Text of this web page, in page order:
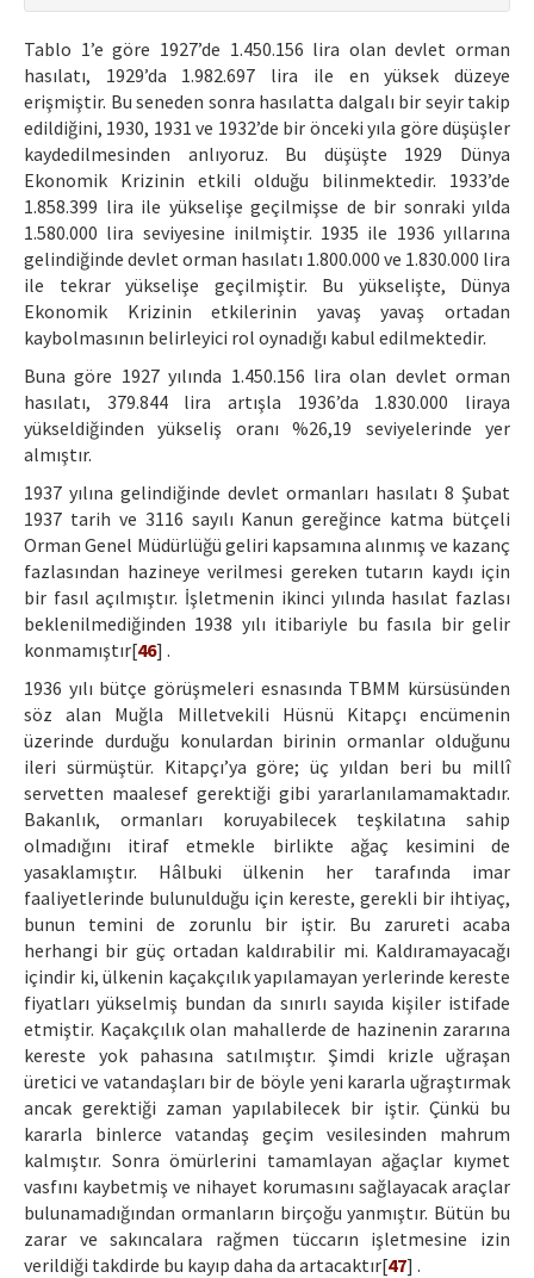
Tablo 1’e göre 1927’de 1.450.156 lira olan devlet orman
hasılatı, 1929’da 1.982.697 lira ile en yüksek düzeye
erişmiştir. Bu seneden sonra hasılatta dalgalı bir seyir takip
edildiğini, 1930, 1931 ve 1932’de bir önceki yıla göre düşüşler
kaydedilmesinden anlıyoruz. Bu düşüşte 1929 Dünya
Ekonomik Krizinin etkili olduğu bilinmektedir. 1933’de
1.858.399 lira ile yükselişe geçilmişse de bir sonraki yılda
1.580.000 lira seviyesine inilmiştir. 1935 ile 1936 yıllarına
gelindiğinde devlet orman hasılatı 1.800.000 ve 1.830.000 lira
ile tekrar yükselişe geçilmiştir. Bu yükselişte, Dünya
Ekonomik Krizinin etkilerinin yavaş yavaş ortadan
kaybolmasının belirleyici rol oynadığı kabul edilmektedir.
Buna göre 1927 yılında 1.450.156 lira olan devlet orman
hasılatı, 379.844 lira artışla 1936’da 1.830.000 liraya
yükseldiğinden yükseliş oranı %26,19 seviyelerinde yer
almıştır.
1937 yılına gelindiğinde devlet ormanları hasılatı 8 Şubat
1937 tarih ve 3116 sayılı Kanun gereğince katma bütçeli
Orman Genel Müdürlüğü geliri kapsamına alınmış ve kazanç
fazlasından hazineye verilmesi gereken tutarın kaydı için
bir fasıl açılmıştır. İşletmenin ikinci yılında hasılat fazlası
beklenilmediğinden 1938 yılı itibariyle bu fasıla bir gelir
konmamıştır[46] .
1936 yılı bütçe görüşmeleri esnasında TBMM kürsüsünden
söz alan Muğla Milletvekili Hüsnü Kitapçı encümenin
üzerinde durduğu konulardan birinin ormanlar olduğunu
ileri sürmüştür. Kitapçı’ya göre; üç yıldan beri bu millî
servetten maalesef gerektiği gibi yararlanılamamaktadır.
Bakanlık, ormanları koruyabilecek teşkilatına sahip
olmadığını itiraf etmekle birlikte ağaç kesimini de
yasaklamıştır. Hâlbuki ülkenin her tarafında imar
faaliyetlerinde bulunulduğu için kereste, gerekli bir ihtiyaç,
bunun temini de zorunlu bir iştir. Bu zarureti acaba
herhangi bir güç ortadan kaldırabilir mi. Kaldıramayacağı
içindir ki, ülkenin kaçakçılık yapılamayan yerlerinde kereste
fiyatları yükselmiş bundan da sınırlı sayıda kişiler istifade
etmiştir. Kaçakçılık olan mahallerde de hazinenin zararına
kereste yok pahasına satılmıştır. Şimdi krizle uğraşan
üretici ve vatandaşları bir de böyle yeni kararla uğraştırmak
ancak gerektiği zaman yapılabilecek bir iştir. Çünkü bu
kararla binlerce vatandaş geçim vesilesinden mahrum
kalmıştır. Sonra ömürlerini tamamlayan ağaçlar kıymet
vasfını kaybetmiş ve nihayet korumasını sağlayacak araçlar
bulunamadığından ormanların birçoğu yanmıştır. Bütün bu
zarar ve sakıncalara rağmen tüccarın işletmesine izin
verildiği takdirde bu kayıp daha da artacaktır[47] .